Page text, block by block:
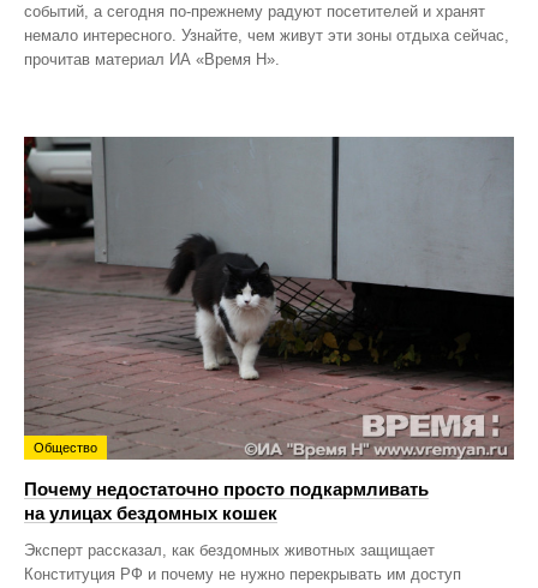
событий, а сегодня по‑прежнему радуют посетителей и хранят
немало интересного. Узнайте, чем живут эти зоны отдыха сейчас,
прочитав материал ИА «Время Н».
Общество
Почему недостаточно просто подкармливать
на улицах бездомных кошек
Эксперт рассказал, как бездомных животных защищает
Конституция РФ и почему не нужно перекрывать им доступ